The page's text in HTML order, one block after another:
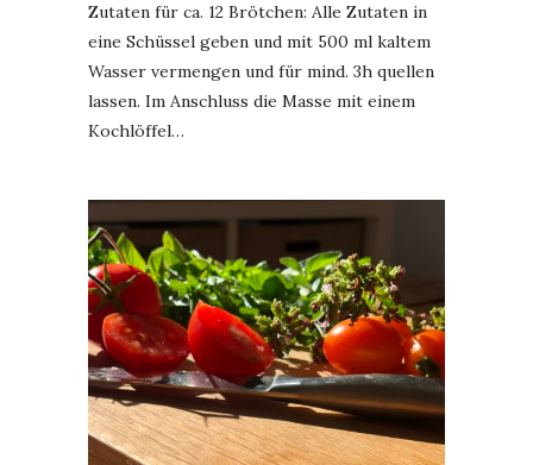
Zutaten für ca. 12 Brötchen: Alle Zutaten in
eine Schüssel geben und mit 500 ml kaltem
Wasser vermengen und für mind. 3h quellen
lassen. Im Anschluss die Masse mit einem
Kochlöffel…